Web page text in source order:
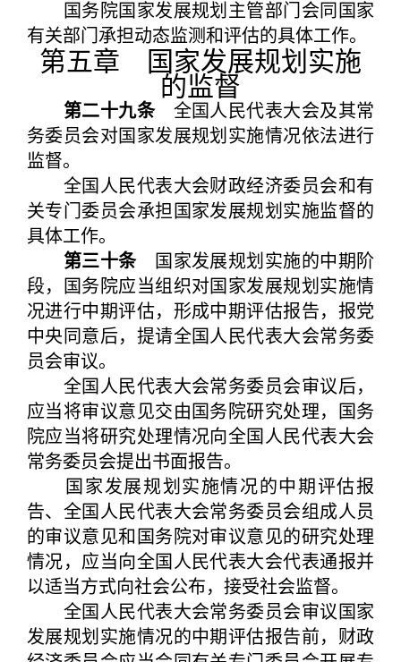
国务院国家发展规划主管部门会同国家
有关部门承担动态监测和评估的具体工作。
第五章 国家发展规划实施
的监督
第二十九条全国人民代表大会及其常
务委员会对国家发展规划实施情况依法进行
监督。
全国人民代表大会财政经济委员会和有
关专门委员会承担国家发展规划实施监督的
具体工作。
第三十条国家发展规划实施的中期阶
段，国务院应当组织对国家发展规划实施情
况进行中期评估，形成中期评估报告，报党
中央同意后，提请全国人民代表大会常务委
员会审议。
全国人民代表大会常务委员会审议后，
应当将审议意见交由国务院研究处理，国务
院应当将研究处理情况向全国人民代表大会
常务委员会提出书面报告。
国家发展规划实施情况的中期评估报
告、全国人民代表大会常务委员会组成人员
的审议意见和国务院对审议意见的研究处理
情况，应当向全国人民代表大会代表通报并
以适当方式向社会公布，接受社会监督。
全国人民代表大会常务委员会审议国家
发展规划实施情况的中期评估报告前，财政